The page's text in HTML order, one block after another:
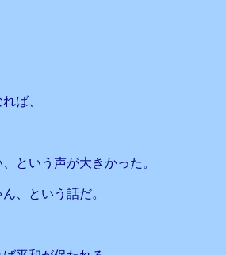
ば、
という声が大きかった。
、という話だ。